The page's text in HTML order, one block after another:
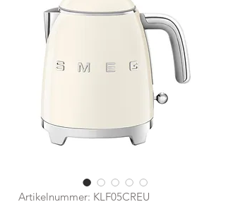
Artikelnummer: KLF05CREU